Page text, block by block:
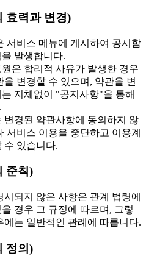
효력과 변경)
서비스 메뉴에 게시하여 공시함
발생합니다.
은 합리적 사유가 발생한 경우
을 변경할 수 있으며, 약관을 변
지체없이 "공지사항"을 통해
경된 약관사항에 동의하지 않
서비스 이용을 중단하고 이용계
수 있습니다.
준칙)
시되지 않은 사항은 관계 법령에
경우 그 규정에 따르며, 그렇
에는 일반적인 관례에 따릅니다.
정의)